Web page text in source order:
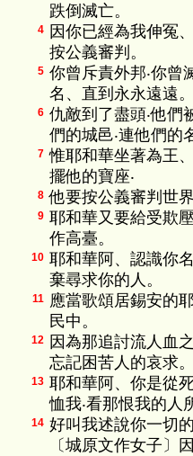
跌倒滅亡。
4
因你已經為我伸冤
按公義審判。
5 你曾斥責外邦‧你曾
名、直到永永遠遠。
6 仇敵到了盡頭‧他們
們的城邑‧連他們的
7 惟耶和華坐著為王
擺他的寶座‧
8 他要按公義審判世
9 耶和華又要給受欺
作高臺。
10 耶和華阿、認識你
棄尋求你的人。
11 應當歌頌居錫安的
民中。
12
因為那追討流人血
忘記困苦人的哀求。
13 耶和華阿、你是從
恤我‧看那恨我的人
14 好叫我述說你一切
〔城原文作女子〕